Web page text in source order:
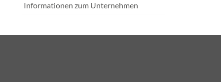
Informationen zum Unternehmen